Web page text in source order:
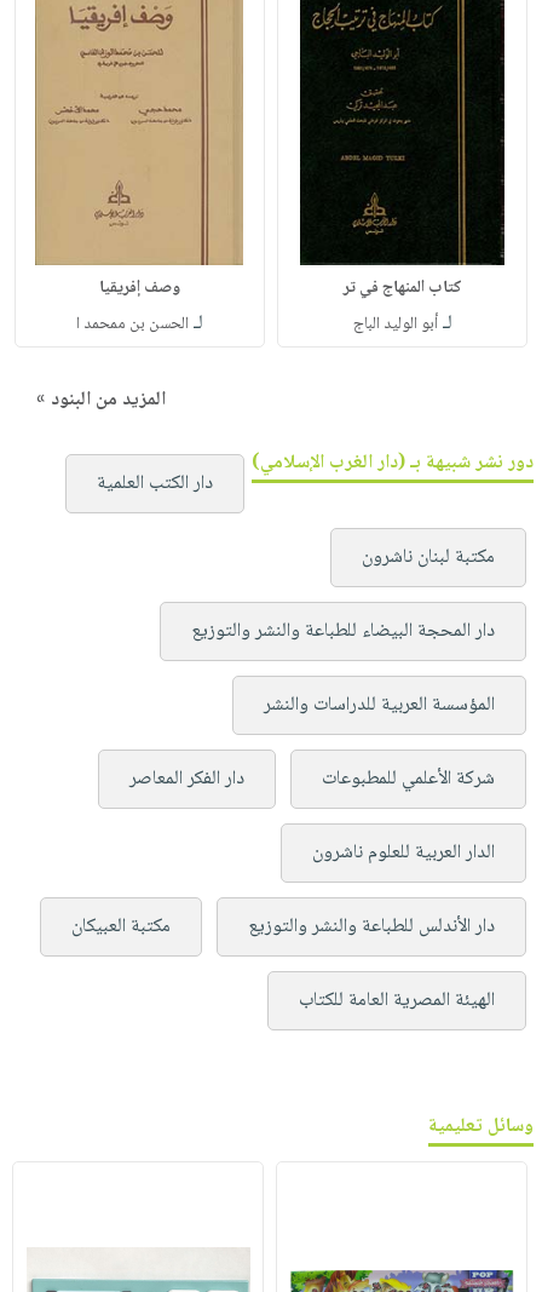
كتاب المنهاج في تر
لـأبو الوليد الباج
وصف إفريقيا
لـ الحسن بن ممحمد ا
المزيد من البنود »
دور نشر شبيهة بـ (دار الغرب الإسلامي)
دار الكتب العلمية
مكتبة لبنان ناشرون
دار المحجة البيضاء للطباعة والنشر والتوزيع
المؤسسة العربية للدراسات والنشر
شركة الأعلمي للمطبوعات دار الفكر المعاصر
الدار العربية للعلوم ناشرون
دار الأندلس للطباعة والنشر والتوزيع مكتبة العبيكان
الهيئة المصرية العامة للكتاب
وسائل تعليمية